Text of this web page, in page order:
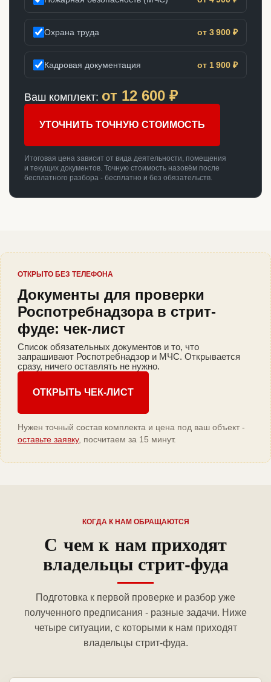
Охрана труда от 3 900 ₽
Кадровая документация от 1 900 ₽
Ваш комплект: от 12 600 ₽
УТОЧНИТЬ ТОЧНУЮ СТОИМОСТЬ
Итоговая цена зависит от вида деятельности, помещения
и текущих документов. Точную стоимость назовём после
бесплатного разбора - бесплатно и без обязательств.
ОТКРЫТО БЕЗ ТЕЛЕФОНА
Документы для проверки
Роспотребнадзора в стрит-
фуде: чек-лист
Список обязательных документов и то, что
запрашивают Роспотребнадзор и МЧС. Открывается
сразу, ничего оставлять не нужно.
ОТКРЫТЬ ЧЕК-ЛИСТ
Нужен точный состав комплекта и цена под ваш объект -
оставьте заявку, посчитаем за 15 минут.
КОГДА К НАМ ОБРАЩАЮТСЯ
С чем к нам приходят
владельцы стрит-фуда
Подготовка к первой проверке и разбор уже
полученного предписания - разные задачи. Ниже
четыре ситуации, с которыми к нам приходят
владельцы стрит-фуда.